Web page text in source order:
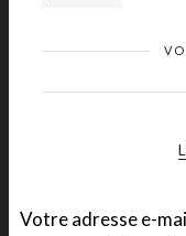
Votre adresse e-